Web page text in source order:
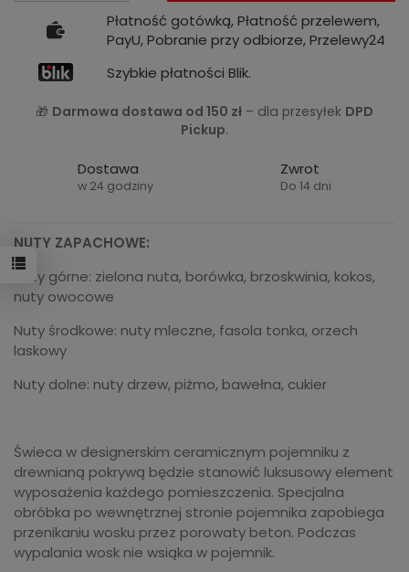
Płatność gotówką, Płatność przelewem,
PayU, Pobranie przy odbiorze, Przelewy24
Szybkie płatności Blik.
🎁 Darmowa dostawa od 150 zł – dla przesyłek DPD
Pickup.
Dostawa
w 24 godziny
Zwrot
Do 14 dni
NUTY ZAPACHOWE:
Nuty górne: zielona nuta, borówka, brzoskwinia, kokos,
nuty owocowe
Nuty środkowe: nuty mleczne, fasola tonka, orzech
laskowy
Nuty dolne: nuty drzew, piżmo, bawełna, cukier
Świeca w designerskim ceramicznym pojemniku z
drewnianą pokrywą będzie stanowić luksusowy element
wyposażenia każdego pomieszczenia. Specjalna
obróbka po wewnętrznej stronie pojemnika zapobiega
przenikaniu wosku przez porowaty beton. Podczas
wypalania wosk nie wsiąka w pojemnik.